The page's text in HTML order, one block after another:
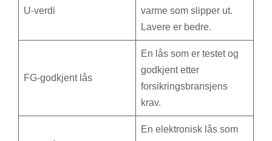
U-verdi
varme som slipper ut.
Lavere er bedre.
FG-godkjent lås
En lås som er testet og
godkjent etter
forsikringsbransjens
krav.
En elektronisk lås som